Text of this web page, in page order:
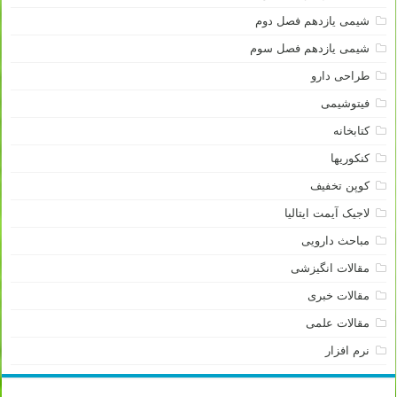
شیمی یازدهم فصل دوم
شیمی یازدهم فصل سوم
طراحی دارو
فیتوشیمی
کتابخانه
کنکوریها
کوپن تخفیف
لاجیک آیمت ایتالیا
مباحث دارویی
مقالات انگیزشی
مقالات خبری
مقالات علمی
نرم افزار